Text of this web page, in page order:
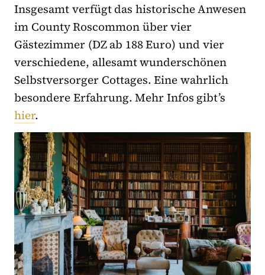
Insgesamt verfügt das historische Anwesen
im County Roscommon über vier
Gästezimmer (DZ ab 188 Euro) und vier
verschiedene, allesamt wunderschönen
Selbstversorger Cottages. Eine wahrlich
besondere Erfahrung. Mehr Infos gibt’s
hier.